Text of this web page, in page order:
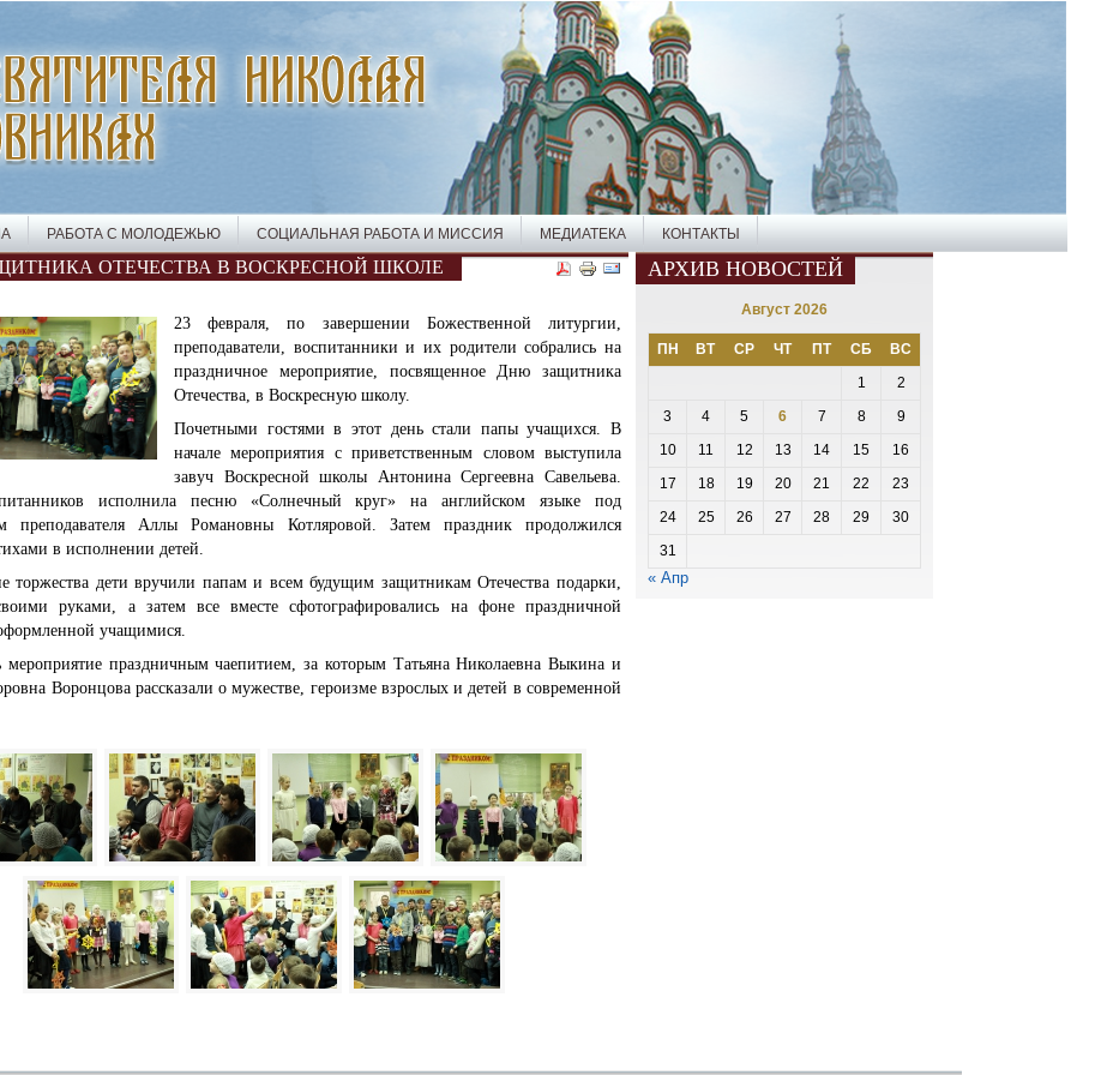
РАБОТА С МОЛОДЕЖЬЮ СОЦИАЛЬНАЯ РАБОТА И МИССИЯ МЕДИАТЕКА КОНТАКТЫ
ОТЕЧЕСТВА В ВОСКРЕСНОЙ ШКОЛЕ
23 февраля, по завершении Божественной литургии,
преподаватели, воспитанники и их родители собрались на
праздничное мероприятие, посвященное Дню защитника
Отечества, в Воскресную школу.
Почетными гостями в этот день стали папы учащихся. В
начале мероприятия с приветственным словом выступила
завуч Воскресной школы Антонина Сергеевна Савельева.
исполнила песню «Солнечный круг» на английском языке под
преподавателя Аллы Романовны Котляровой. Затем праздник продолжился
в исполнении детей.
торжества дети вручили папам и всем будущим защитникам Отечества подарки,
руками, а затем все вместе сфотографировались на фоне праздничной
учащимися.
мероприятие праздничным чаепитием, за которым Татьяна Николаевна Выкина и
Воронцова рассказали о мужестве, героизме взрослых и детей в современной
АРХИВ НОВОСТЕЙ
Август 2026
ПН ВТ СР ЧТ ПТ СБ
ВС
1
2
3
4 5 6 7 8
9
10
11 12 13 14 15
16
17
18 19 20 21 22
23
24
25 26 27 28 29
30
31
« Апр